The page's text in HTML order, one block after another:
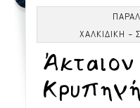
ΧΑΛΚΙΔΙΚΉ -